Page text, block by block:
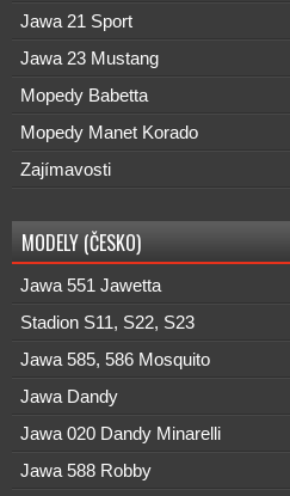
Jawa 21 Sport
Jawa 23 Mustang
Mopedy Babetta
Mopedy Manet Korado
Zajímavosti
MODELY (ČESKO)
Jawa 551 Jawetta
Stadion S11, S22, S23
Jawa 585, 586 Mosquito
Jawa Dandy
Jawa 020 Dandy Minarelli
Jawa 588 Robby